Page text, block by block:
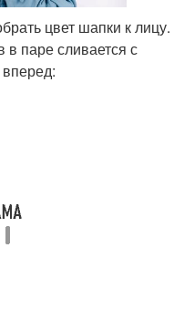
цвет шапки к лицу.
в паре сливается с